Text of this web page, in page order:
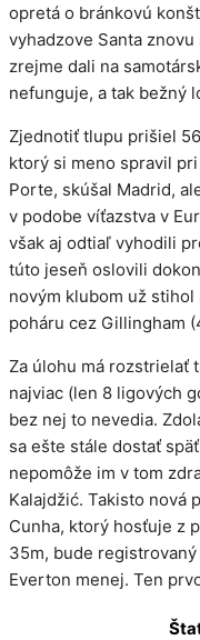
opretá o bránkovú
vyhadzove Santa
zrejme dali na
nefunguje, a tak bežný
Zjednotiť tlupu prišiel
ktorý si meno spravil
Porte, skúšal Madrid,
v podobe víťazstva v
však aj odtiaľ vyhodili
túto jeseň oslovili
novým klubom už
poháru cez Gillingham
Za úlohu má rozstrielať
najviac (len 8 ligových
bez nej to nevedia.
sa ešte stále dostať
nepomôže im v tom
Kalajdžić. Takisto nová
Cunha, ktorý hosťuje z
35m, bude
Everton menej. Ten